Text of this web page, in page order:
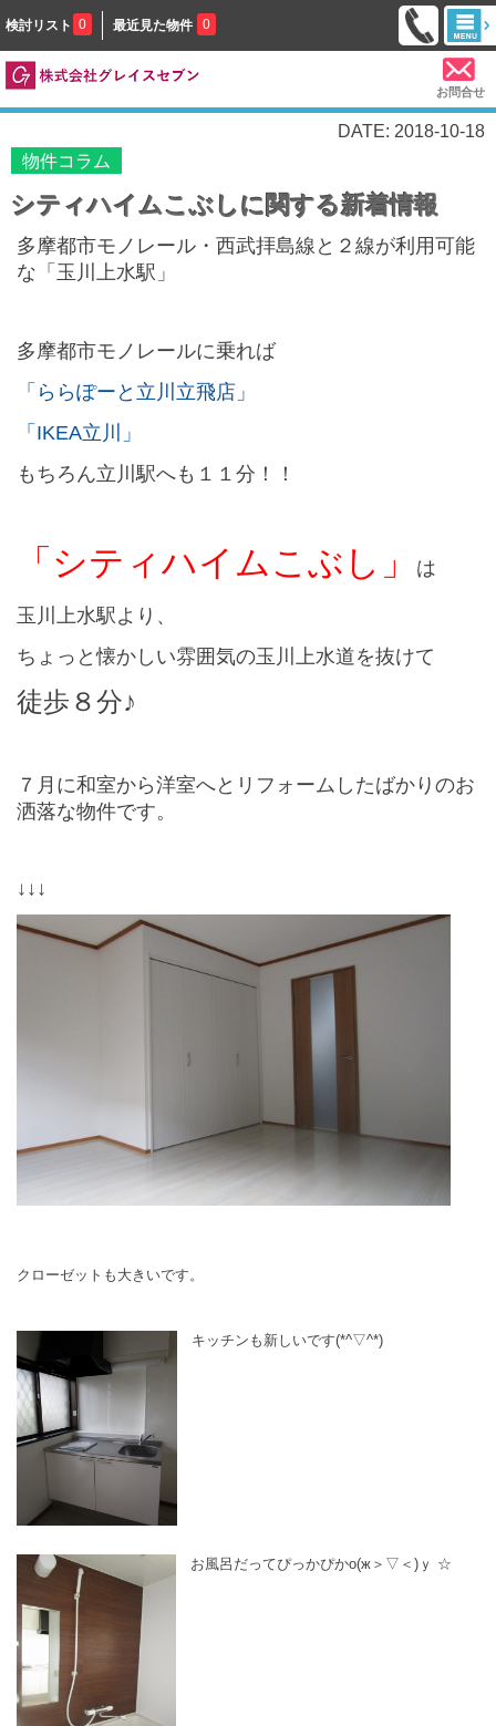
検討リスト 0 最近見た物件 0
お問合せ
DATE: 2018-10-18
物件コラム
シティハイムこぶしに関する新着情報
多摩都市モノレール・西武拝島線と２線が利用可能
な「玉川上水駅」
多摩都市モノレールに乗れば
「ららぽーと立川立飛店」
「IKEA立川」
もちろん立川駅へも１１分！！
「シティハイムこぶし」 は
玉川上水駅より、
ちょっと懐かしい雰囲気の玉川上水道を抜けて
徒歩８分♪
７月に和室から洋室へとリフォームしたばかりのお
洒落な物件です。
↓↓↓
クローゼットも大きいです。
キッチンも新しいです(*^▽^*)
お風呂だってぴっかぴかо(ж＞▽＜)ｙ ☆